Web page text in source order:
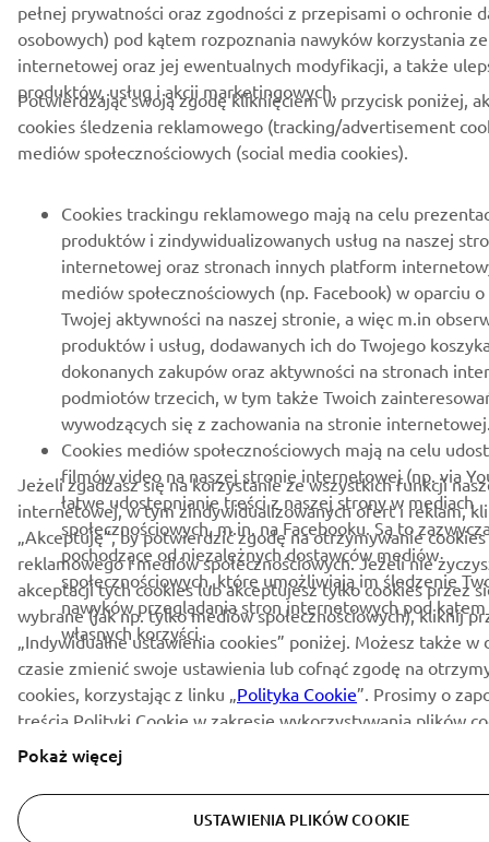
pełnej prywatności oraz zgodności z przepisami o ochronie
osobowych) pod kątem rozpoznania nawyków korzystania
internetowej oraz jej ewentualnych modyfikacji, a także
produktów, usług i akcji marketingowych.
Potwierdzając swoją zgodę kliknięciem w przycisk poniżej,
cookies śledzenia reklamowego (tracking/advertisement
mediów społecznościowych (social media cookies).
Cookies trackingu reklamowego mają na celu
produktów i zindywidualizowanych usług na naszej
internetowej oraz stronach innych platform
mediów społecznościowych (np. Facebook) w oparciu
Twojej aktywności na naszej stronie, a więc m.in
produktów i usług, dodawanych ich do Twojego
dokonanych zakupów oraz aktywności na stronach
podmiotów trzecich, w tym także Twoich
wywodzących się z zachowania na stronie
Cookies mediów społecznościowych mają na celu
filmów video na naszej stronie internetowej (np. via
łatwe udostepnianie treści z naszej strony w mediach
społecznościowych, m.in. na Facebooku. Są to
pochodzące od niezależnych dostawców mediów
społecznościowych, które umożliwiają im śledzenie
nawyków przeglądania stron internetowych pod kątem
własnych korzyści.
Jeżeli zgadzasz się na korzystanie ze wszystkich funkcji
internetowej, w tym zindywidualizowanych ofert i reklam,
„Akceptuję”, by potwierdzić zgodę na otrzymywanie
reklamowego i mediów społecznościowych. Jeżeli nie
akceptacji tych cookies lub akceptujesz tylko cookies przez
wybrane (jak np. tylko mediów społecznościowych), kliknij
„Indywidualne ustawienia cookies” poniżej. Możesz także w
czasie zmienić swoje ustawienia lub cofnąć zgodę na
cookies, korzystając z linku „Polityka Cookie”. Prosimy o
treścią Polityki Cookie w zakresie wykorzystywania plików
Yamaha Motor Europe N.V.
Pokaż więcej
USTAWIENIA PLIKÓW COOKIE